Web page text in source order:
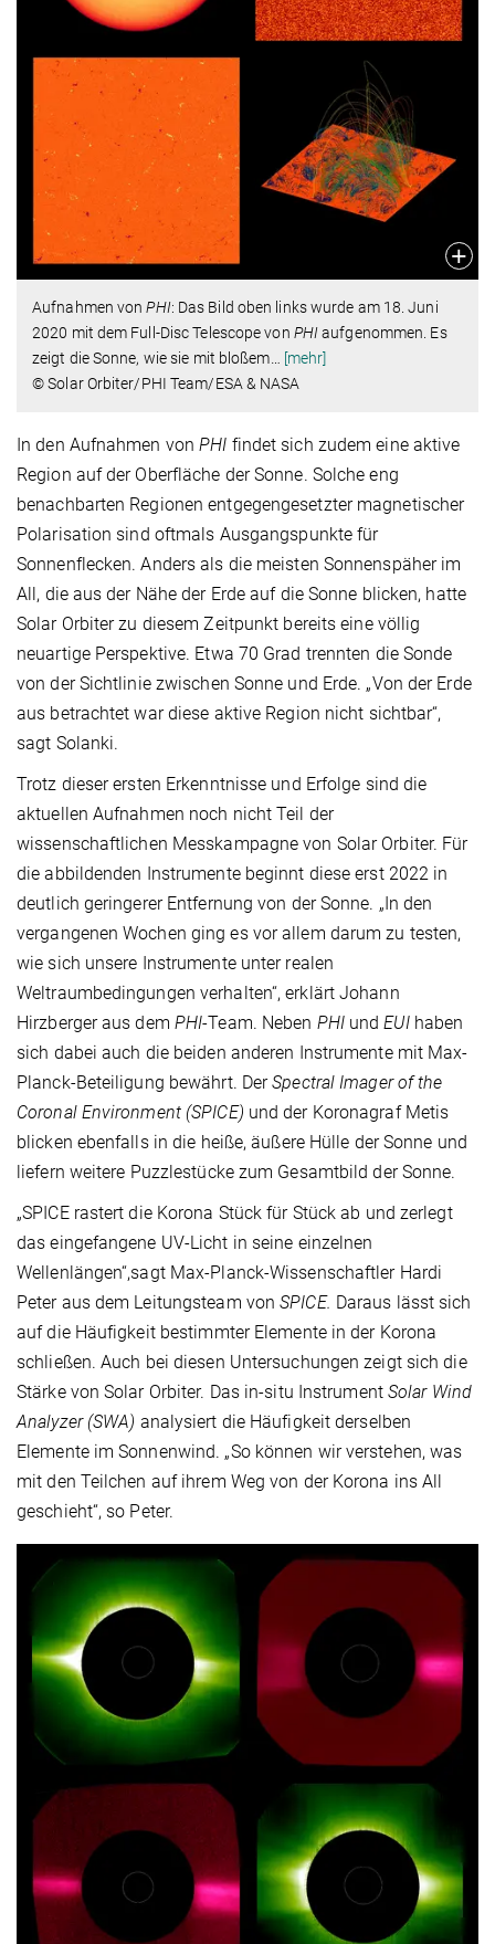
Aufnahmen von PHI: Das Bild oben links wurde am 18. Juni
2020 mit dem Full-Disc Telescope von PHIaufgenommen. Es
zeigt die Sonne, wie sie mit bloßem
[mehr]
© Solar Orbiter/PHI Team/ESA & NASA
In den Aufnahmen vonPHI findet sich zudem eine aktive
Region auf der Oberfläche der Sonne. Solche eng
benachbarten Regionen entgegengesetzter magnetischer
Polarisation sind oftmals Ausgangspunkte für
Sonnenflecken. Anders als die meisten Sonnenspäher im
All, die aus der Nähe der Erde auf die Sonne blicken, hatte
Solar Orbiter zu diesem Zeitpunkt bereits eine völlig
neuartige Perspektive. Etwa 70 Grad trennten die Sonde
von der Sichtlinie zwischen Sonne und Erde. „Von der Erde
aus betrachtet war diese aktive Region nicht sichtbar“,
sagt Solanki.
Trotz dieser ersten Erkenntnisse und Erfolge sind die
aktuellen Aufnahmen noch nicht Teil der
wissenschaftlichen Messkampagne von Solar Orbiter. Für
die abbildenden Instrumente beginnt diese erst 2022 in
deutlich geringerer Entfernung von der Sonne. „In den
vergangenen Wochen ging es vor allem darum zu testen,
wie sich unsere Instrumente unter realen
Weltraumbedingungen verhalten“, erklärt Johann
Hirzberger aus dem PHI-Team. Neben PHIundEUIhaben
sich dabei auch die beiden anderen Instrumente mit Max-
Planck-Beteiligung bewährt. DerSpectral Imager of the
Coronal Environment (SPICE) und der Koronagraf Metis
blicken ebenfalls in die heiße, äußere Hülle der Sonne und
liefern weitere Puzzlestücke zum Gesamtbild der Sonne.
„SPICE rastert die Korona Stück für Stück ab und zerlegt
das eingefangene UV-Licht in seine einzelnen
Wellenlängen“,sagt Max-Planck-Wissenschaftler Hardi
Peter aus dem Leitungsteam von SPICE. Daraus lässt sich
auf die Häufigkeit bestimmter Elemente in der Korona
schließen. Auch bei diesen Untersuchungen zeigt sich die
Stärke von Solar Orbiter. Das in-situ Instrument Solar Wind
Analyzer (SWA) analysiert die Häufigkeit derselben
Elemente im Sonnenwind. „So können wir verstehen, was
mit den Teilchen auf ihrem Weg von der Korona ins All
geschieht“, so Peter.